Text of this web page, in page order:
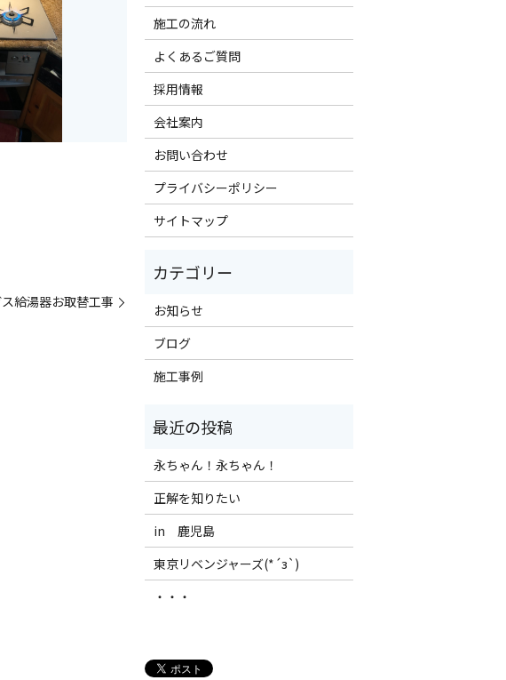
給湯器お取替工事
施工の流れ
よくあるご質問
採用情報
会社案内
お問い合わせ
プライバシーポリシー
サイトマップ
お知らせ
ブログ
施工事例
永ちゃん！永ちゃん！
正解を知りたい
in 鹿児島
東京リベンジャーズ(*´з`)
・・・